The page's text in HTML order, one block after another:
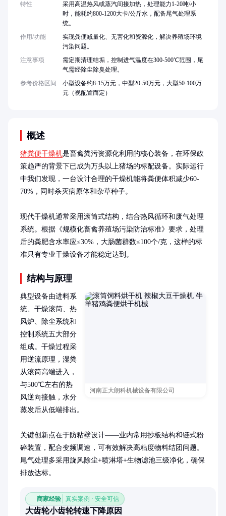
概述
猪粪便干燥机是畜禽粪污资源化利用的核心装备，在环保政
策趋严的背景下已成为万头以上猪场的标配设备。实际运行
中我们发现，一台设计合理的干燥机能将粪便体积减少60-
70%，同时杀灭病原体和杂草种子。
现代干燥机通常采用滚筒式结构，结合热风循环和废气处理
系统。根据《规模化畜禽养殖场污染防治标准》要求，处理
后的粪肥含水率应≤30%，大肠菌群数≤100个/克，这样的标
准只有专业干燥设备才能稳定达到。
结构与原理
河南正大朗科机械设备有限公司
典型设备由进料系
统、干燥滚筒、热
风炉、除尘系统和
控制系统五大部分
组成。干燥过程采
用逆流原理，湿粪
从滚筒高端进入，
与500℃左右的热
风逆向接触，水分
蒸发后从低端排出。
关键创新点在于防粘壁设计——业内常用抄板结构和链式粉
碎装置，配合变频调速，可有效解决高粘度物料结团问题。
尾气处理多采用旋风除尘+喷淋塔+生物滤池三级净化，确保
排放达标。
商家经验 真实案例 · 安全可信
大齿轮小齿轮转速下降原因
特性
采用高温热风或蒸汽间接加热，处理能力1-20吨/小
时，能耗约800-1200大卡/公斤水，配备尾气处理系
统。
作用/功能
实现粪便减量化、无害化和资源化，解决养殖场环境
污染问题。
注意事项
需定期清理结垢，控制进气温度在300-500℃范围，尾
气需经除尘除臭处理。
参考价格区间
小型设备约8-15万元，中型20-50万元，大型50-100万
元（视配置而定）